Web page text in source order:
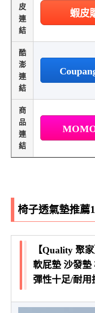
皮
連
結
蝦皮
酷
澎
連
結
商
品
連
結
椅子透氣墊推薦
【Quality 聚
軟屁墊 沙發墊
彈性十足/耐用